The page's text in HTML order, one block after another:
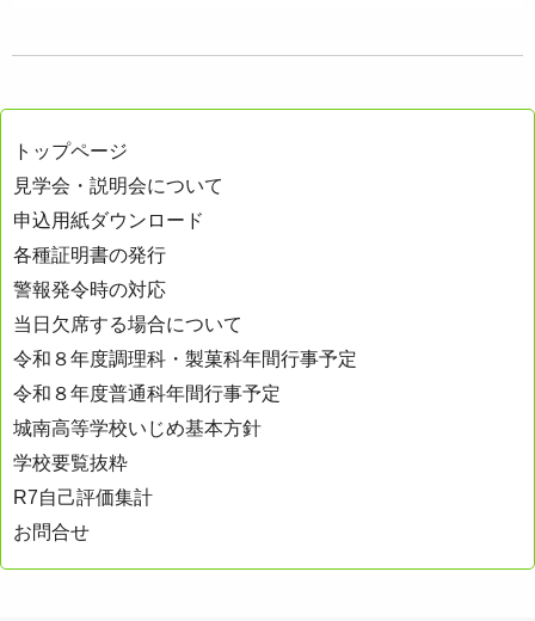
トップページ
見学会・説明会について
申込用紙ダウンロード
各種証明書の発行
警報発令時の対応
当日欠席する場合について
令和８年度調理科・製菓科年間行事予定
令和８年度普通科年間行事予定
城南高等学校いじめ基本方針
学校要覧抜粋
R7自己評価集計
お問合せ